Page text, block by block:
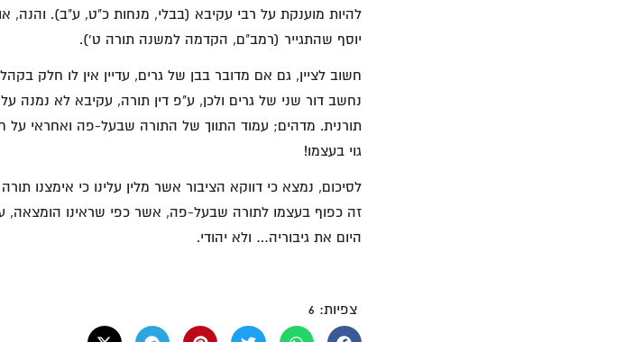
להיות מוענקת על רבי עקיבא (בבלי, מנחות כ"ט, ע"ב). והנה,
יוסף שהתגייר (רמב"ם, הקדמה למשנה תורה ט').
חשוב לציין, גם אם מדובר בבן של גרים, עדיין אין לו חלק
נחשב דור שני של גרים ולכן, ע"פ דין תורה, עקיבא לא נמנה על
תורנית. מדהים; עמוד התווך של התורה שבעל-פה ואחראי על
גוי בעצמו!
לסיכום, נמצא כי דווקא הציבור אשר מלין עלינו כי אימצנו
זה כפוף בעצמו לתורה שבעל-פה, אשר כפי שראינו הומצאה,
היום את גיבוריה… ולא יהודי.
צפיות: 6